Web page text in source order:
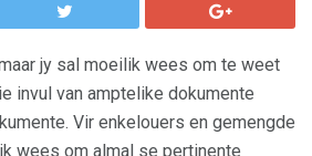
jy sal moeilik wees om te weet
invul van amptelike dokumente
Vir enkelouers en gemengde
wees om almal se pertinente